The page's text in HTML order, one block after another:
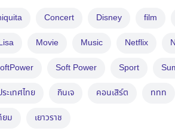
Concert Disney film
Movie Music Netflix
Soft Power Sport
ะเทศไทย กินเจ คอนเสิร์ต ททท
ยม เยาวราช